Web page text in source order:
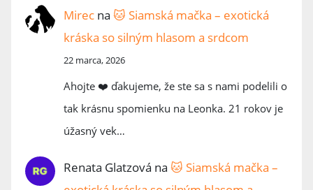
Mirec na🐱 Siamská mačka – exotická
kráska so silným hlasom a srdcom
22 marca, 2026
Ahojte ❤️ ďakujeme, že ste sa s nami podelili o
tak krásnu spomienku na Leonka. 21 rokov je
úžasný vek…
Renata Glatzová na🐱 Siamská mačka –